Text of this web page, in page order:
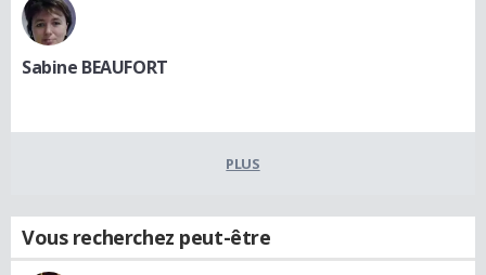
Sabine BEAUFORT
PLUS
Vous recherchez peut-être